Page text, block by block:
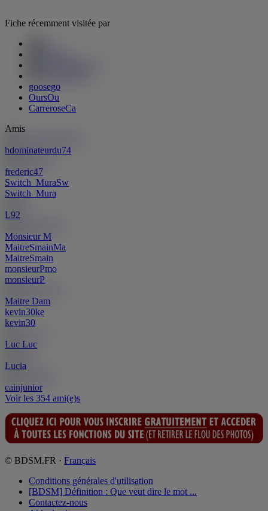
Fiche récemment visitée par
goosego
OursOu
CarreroseCa
Amis
hdominateurdu74
frederic47
Switch_MuraSw
Switch_Mura
L92
Monsieur M
MaitreSmainMa
MaitreSmain
monsieurPmo
monsieurP
Maitre Dam
kevin30ke
kevin30
Luc Luc
Lucia
cainjunior
Voir les 354 ami(e)s
© BDSM.FR · Français
Conditions générales d'utilisation
[BDSM] Définition : Que veut dire le mot ...
Contactez-nous